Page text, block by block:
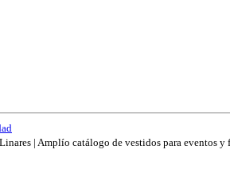
| Amplío catálogo de vestidos para eventos y